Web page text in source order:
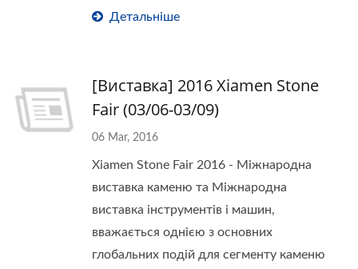
Детальніше
[Виставка] 2016 Xiamen Stone
Fair (03/06-03/09)
06 Mar, 2016
Xiamen Stone Fair 2016 - Міжнародна
виставка каменю та Міжнародна
виставка інструментів і машин,
вважається однією з основних
глобальних подій для сегменту каменю